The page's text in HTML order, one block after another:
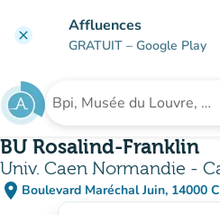
clear Affluences
GRATUIT – Google Play
Rechercher un
BU Rosalind-Franklin
Univ. Caen Normandie -
place Boulevard Maréchal Juin, 14000
(ouvrir dans
(nouvel